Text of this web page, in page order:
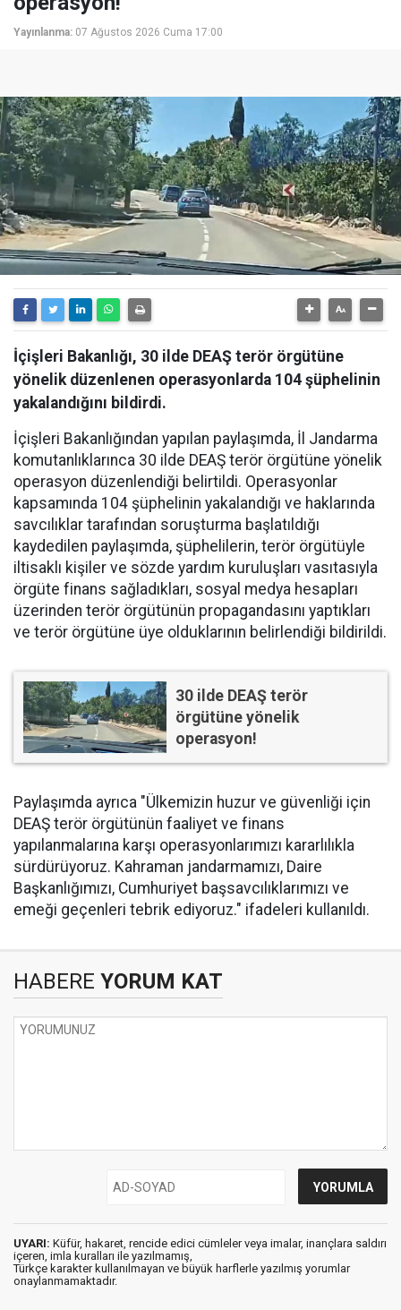
Yayınlanma: 07 Ağustos 2026 Cuma 17:00
İçişleri Bakanlığı, 30 ilde DEAŞ terör örgütüne
yönelik düzenlenen operasyonlarda 104 şüphelinin
yakalandığını bildirdi.
İçişleri Bakanlığından yapılan paylaşımda, İl Jandarma
komutanlıklarınca 30 ilde DEAŞ terör örgütüne yönelik
operasyon düzenlendiği belirtildi. Operasyonlar
kapsamında 104 şüphelinin yakalandığı ve haklarında
savcılıklar tarafından soruşturma başlatıldığı
kaydedilen paylaşımda, şüphelilerin, terör örgütüyle
iltisaklı kişiler ve sözde yardım kuruluşları vasıtasıyla
örgüte finans sağladıkları, sosyal medya hesapları
üzerinden terör örgütünün propagandasını yaptıkları
ve terör örgütüne üye olduklarının belirlendiği bildirildi.
30 ilde DEAŞ terör
örgütüne yönelik
operasyon!
Paylaşımda ayrıca "Ülkemizin huzur ve güvenliği için
DEAŞ terör örgütünün faaliyet ve finans
yapılanmalarına karşı operasyonlarımızı kararlılıkla
sürdürüyoruz. Kahraman jandarmamızı, Daire
Başkanlığımızı, Cumhuriyet başsavcılıklarımızı ve
emeği geçenleri tebrik ediyoruz." ifadeleri kullanıldı.
HABERE YORUM KAT
UYARI: Küfür, hakaret, rencide edici cümleler veya imalar, inançlara saldırı
içeren, imla kuralları ile yazılmamış,
Türkçe karakter kullanılmayan ve büyük harflerle yazılmış yorumlar
onaylanmamaktadır.